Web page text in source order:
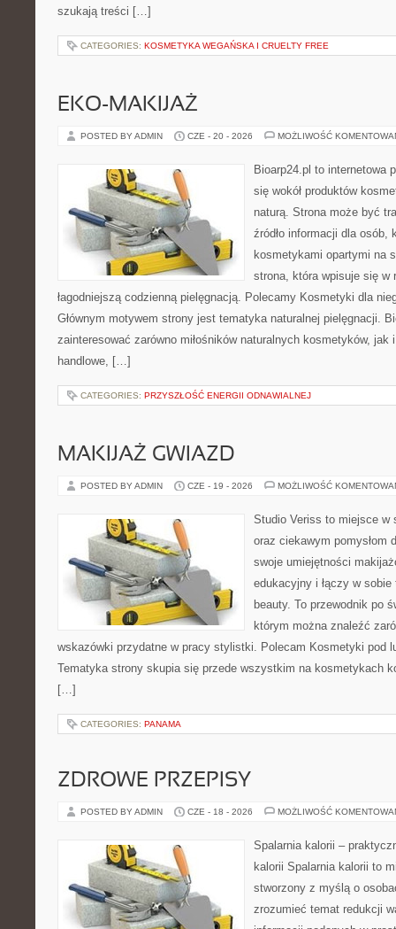
szukają treści […]
CATEGORIES: KOSMETYKA WEGAŃSKA I CRUELTY FREE
EKO-MAKIJAŻ
POSTED BY ADMIN CZE - 20 - 2026 MOŻLIWOŚĆ
Bioarp24.pl to internetowa
się wokół produktów
naturą. Strona może być
źródło informacji dla osób,
kosmetykami opartymi na
strona, która wpisuje się w
łagodniejszą codzienną pielęgnacją. Polecamy Kosmetyki dla
Głównym motywem strony jest tematyka naturalnej pielęgnacji.
zainteresować zarówno miłośników naturalnych kosmetyków, jak
handlowe, […]
CATEGORIES: PRZYSZŁOŚĆ ENERGII ODNAWIALNEJ
MAKIJAŻ GWIAZD
POSTED BY ADMIN CZE - 19 - 2026 MOŻLIWOŚĆ
Studio Veriss to miejsce w
oraz ciekawym pomysłom
swoje umiejętności
edukacyjny i łączy w
beauty. To przewodnik po
którym można znaleźć
wskazówki przydatne w pracy stylistki. Polecam Kosmetyki pod
Tematyka strony skupia się przede wszystkim na kosmetykach
[…]
CATEGORIES: PANAMA
ZDROWE PRZEPISY
POSTED BY ADMIN CZE - 18 - 2026 MOŻLIWOŚĆ
Spalarnia kalorii –
kalorii Spalarnia kalorii to
stworzony z myślą o
zrozumieć temat redukcji